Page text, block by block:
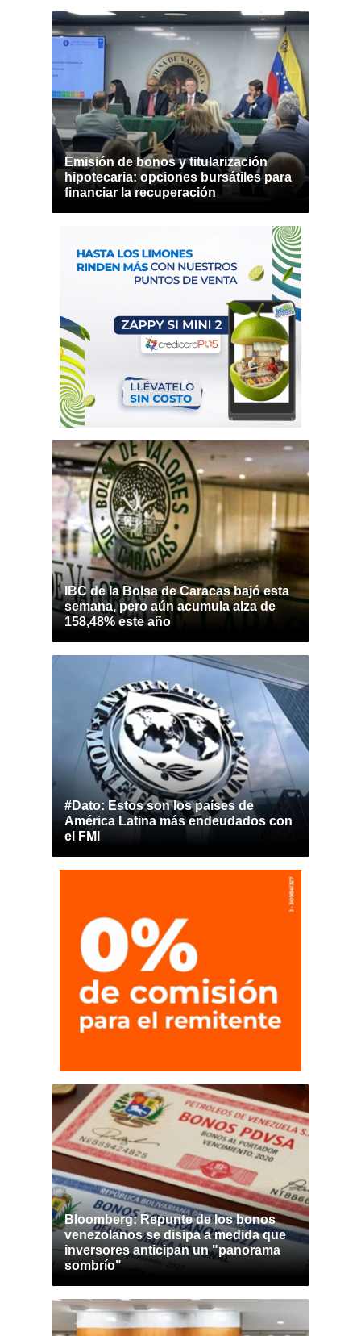
Emisión de bonos y titularización
hipotecaria: opciones bursátiles para
financiar la recuperación
IBC de la Bolsa de Caracas bajó esta
semana, pero aún acumula alza de
158,48% este año
#Dato: Estos son los países de
América Latina más endeudados con
el FMI
Bloomberg: Repunte de los bonos
venezolanos se disipa a medida que
inversores anticipan un "panorama
sombrío"